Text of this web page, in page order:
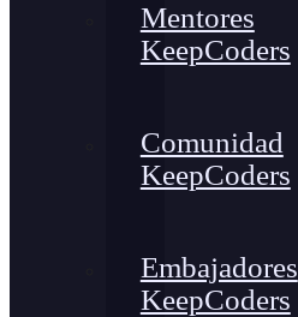
Mentores
KeepCoders
Comunidad
KeepCoders
Embajadores
KeepCoders